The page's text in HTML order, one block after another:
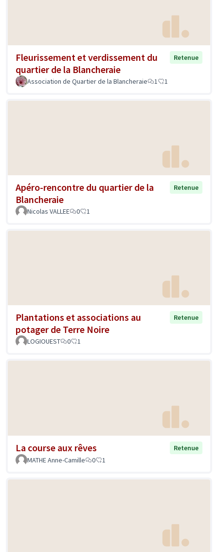
Fleurissement et verdissement du
quartier de la Blancheraie
Retenue
Association de Quartier de la Blancheraie 1 1
Apéro-rencontre du quartier de la
Blancheraie
Retenue
Nicolas VALLEE 0 1
Plantations et associations au
potager de Terre Noire
Retenue
LOGIOUEST 0 1
La course aux rêves
Retenue
MATHE Anne-Camille
0 1